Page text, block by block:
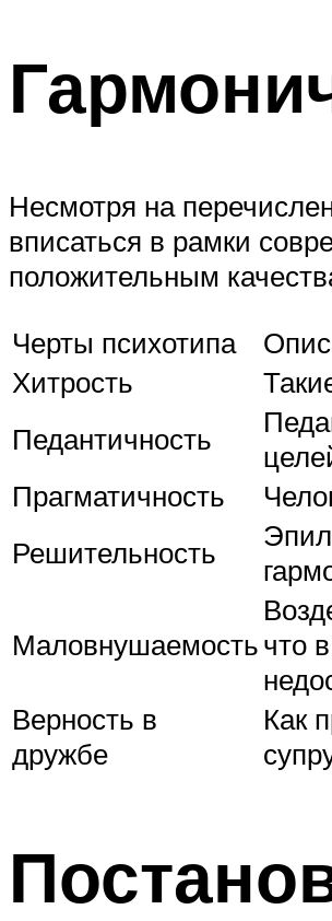
Несмотря на
вписаться в рамки
положительным
Черты психотипа
Хитрость
Педантичность
Прагматичность
Решительность
Маловнушаемостьчто
Верность в
дружбе
Как